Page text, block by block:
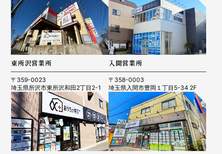
東所沢営業所
〒359-0023
埼玉県所沢市東所沢和田2丁目2-1
入間営業所
〒358-0003
埼玉県入間市豊岡１丁目5-34 2F